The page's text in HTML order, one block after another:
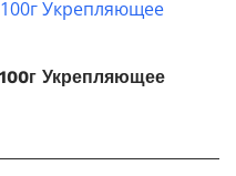
Укрепляющее